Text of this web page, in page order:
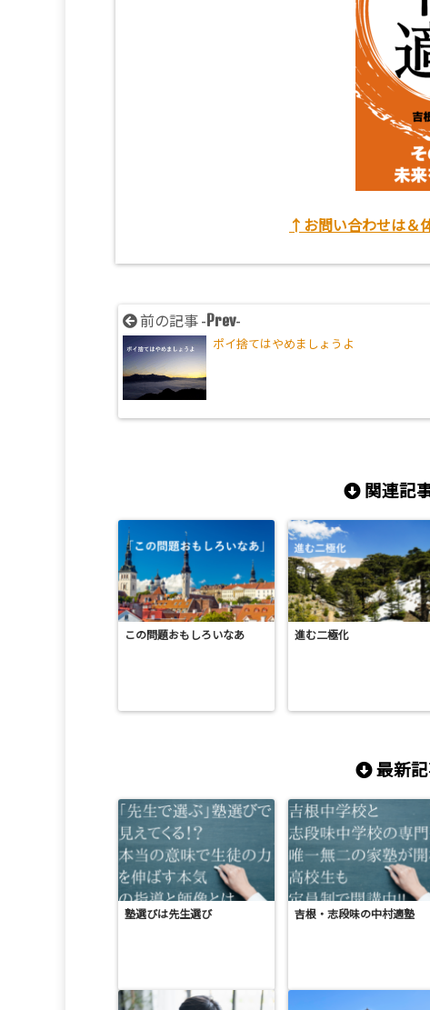
↑お問い合わせは＆
前の記事 - Prev-
ポイ捨てはやめましょうよ
関連記
この問題おもしろいなあ 進む二極化
最新
塾選びは先生選び 吉根・志段味の中村適塾